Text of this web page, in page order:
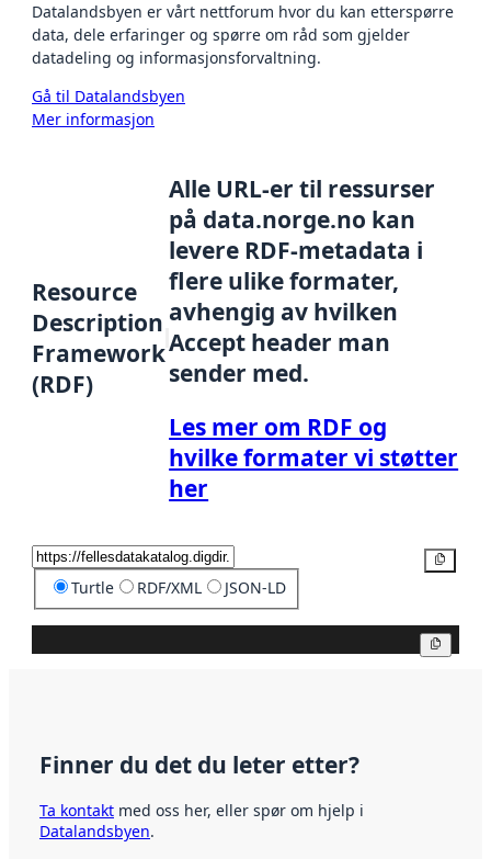
Datalandsbyen er vårt nettforum hvor du kan etterspørre
data, dele erfaringer og spørre om råd som gjelder
datadeling og informasjonsforvaltning.
Gå til Datalandsbyen
Mer informasjon
Resource
Description
Framework
(RDF)
Alle URL-er til ressurser
på data.norge.no kan
levere RDF-metadata i
flere ulike formater,
avhengig av hvilken
Accept header man
sender med.
Les mer om RDF og
hvilke formater vi støtter
her
Turtle RDF/XML JSON-LD
Finner du det du leter etter?
Ta kontakt med oss her, eller spør om hjelp i
Datalandsbyen.